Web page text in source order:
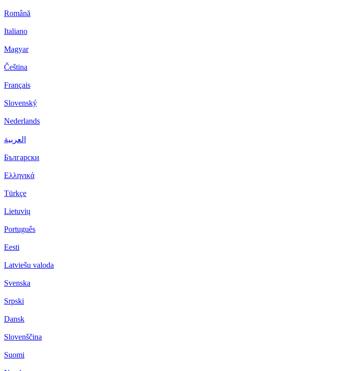
Română
Italiano
Magyar
Čeština
Français
Slovenský
Nederlands
العربية
Български
Ελληνικά
Türkçe
Lietuvių
Português
Eesti
Latviešu valoda
Svenska
Srpski
Dansk
Slovenščina
Suomi